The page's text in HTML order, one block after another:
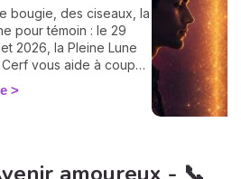
bougie, des ciseaux, la
pour témoin : le 29
2026, la Pleine Lune
vous aide à couper
toxique. Le rituel pas